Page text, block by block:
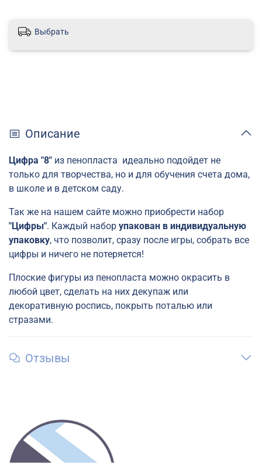
Выбрать
Описание
Цифра "8" из пенопласта идеально подойдет не
только для творчества, но и для обучения счета дома,
в школе и в детском саду.
Так же на нашем сайте можно приобрести набор
"Цифры". Каждый набор упакован в индивидуальную
упаковку, что позволит, сразу после игры, собрать все
цифры и ничего не потеряется!
Плоские фигуры из пенопласта можно окрасить в
любой цвет, сделать на них декупаж или
декоративную роспись, покрыть поталью или
стразами.
Отзывы